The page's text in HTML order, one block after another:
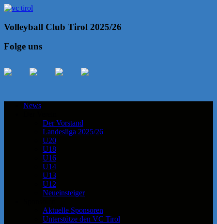
Volleyball Club Tirol 2025/26
Folge uns
News
Der Vorstand
Landesliga 2025/26
U20
U18
U16
U14
U13
U12
Neueinsteiger
Aktuelle Sponsoren
Unterstütze den VC Tirol